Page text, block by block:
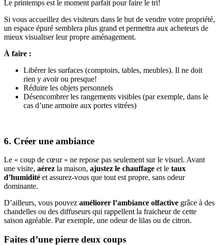
Le printemps est le moment parfait pour faire le tri!
Si vous accueillez des visiteurs dans le but de vendre votre propriété,
un espace épuré semblera plus grand et permettra aux acheteurs de
mieux visualiser leur propre aménagement.
À faire :
Libérer les surfaces (comptoirs, tables, meubles). Il ne doit
rien y avoir ou presque!
Réduire les objets personnels
Désencombrer les rangements visibles (par exemple, dans le
cas d’une armoire aux portes vitrées)
6. Créer une ambiance
Le « coup de cœur » ne repose pas seulement sur le visuel. Avant
une visite, aérez la maison, ajustez le chauffage et le taux
d’humidité et assurez-vous que tout est propre, sans odeur
dominante.
D’ailleurs, vous pouvez améliorer l’ambiance olfactive grâce à des
chandelles ou des diffuseurs qui rappellent la fraicheur de cette
saison agréable. Par exemple, une odeur de lilas ou de citron.
Faites d’une pierre deux coups